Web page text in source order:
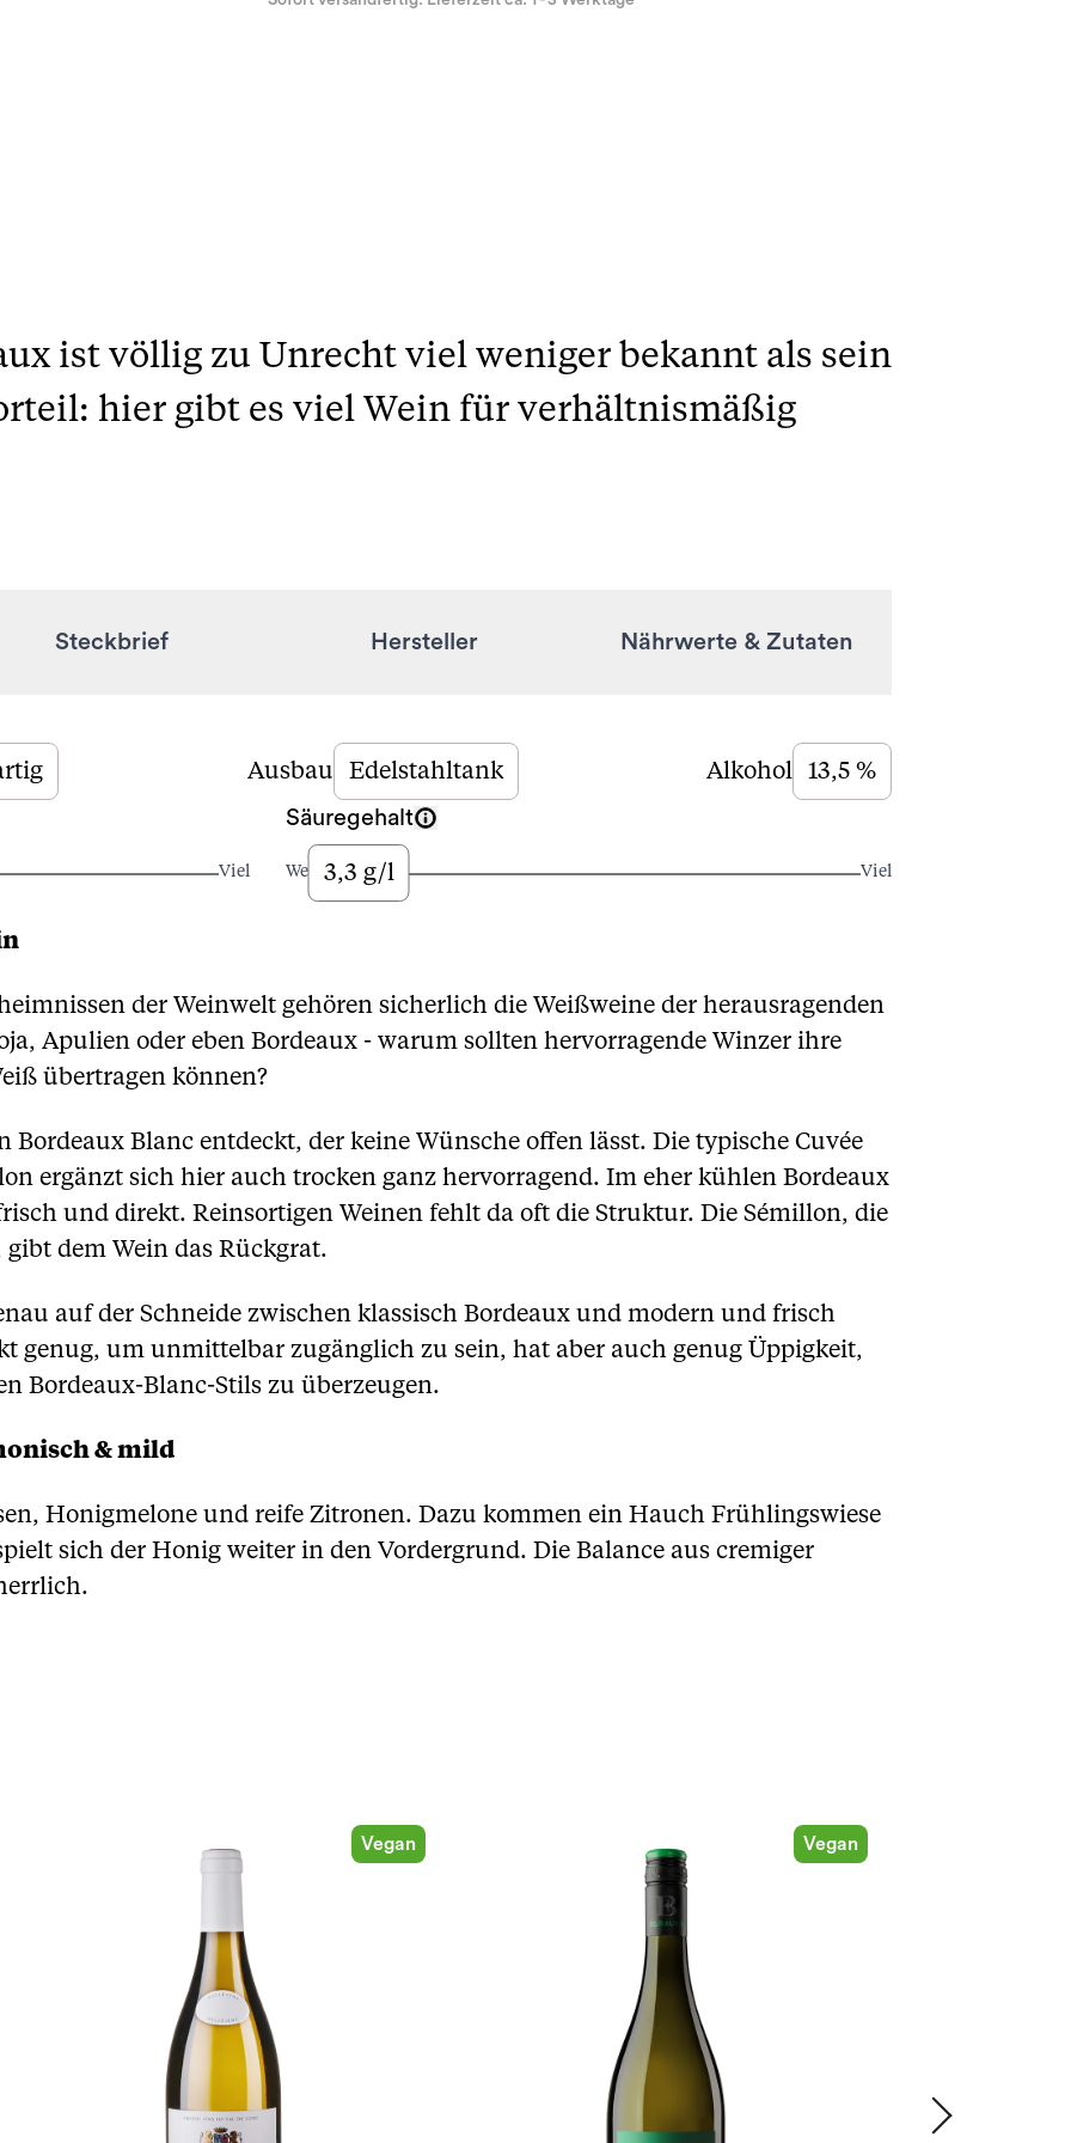
ist völlig zu Unrecht viel weniger bekannt als sein
hier gibt es viel Wein für verhältnismäßig
Steckbrief Hersteller Nährwerte & Zutaten
Ausbau Edelstahltank Alkohol 13,5 %
Viel
Säuregehalt
Wenig3,3 g/l Viel
der Weinwelt gehören sicherlich die Weißweine der herausragenden
Apulien oder eben Bordeaux - warum sollten hervorragende Winzer ihre
übertragen können?
Bordeaux Blanc entdeckt, der keine Wünsche offen lässt. Die typische Cuvée
ergänzt sich hier auch trocken ganz hervorragend. Im eher kühlen Bordeaux
und direkt. Reinsortigen Weinen fehlt da oft die Struktur. Die Sémillon, die
dem Wein das Rückgrat.
auf der Schneide zwischen klassisch Bordeaux und modern und frisch
genug, um unmittelbar zugänglich zu sein, hat aber auch genug Üppigkeit,
Bordeaux-Blanc-Stils zu überzeugen.
& mild
Honigmelone und reife Zitronen. Dazu kommen ein Hauch Frühlingswiese
sich der Honig weiter in den Vordergrund. Die Balance aus cremiger
Vegan Vegan